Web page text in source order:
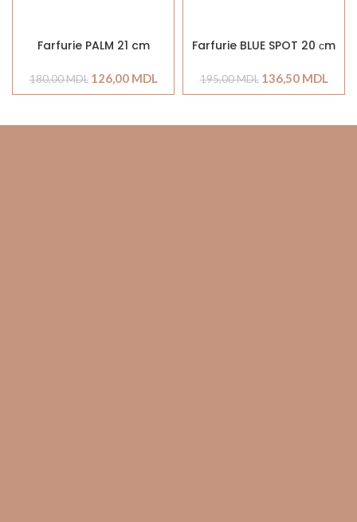
Farfurie PALM 21 cm
180,00MDL 126,00 MDL
Farfurie BLUE SPOT 20 сm
195,00MDL 136,50 MDL